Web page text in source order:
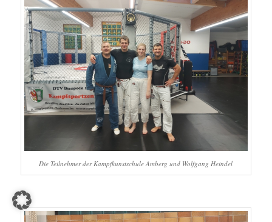
Die Teilnehmer der Kampfkunstschule Amberg und Wolfgang Heindel